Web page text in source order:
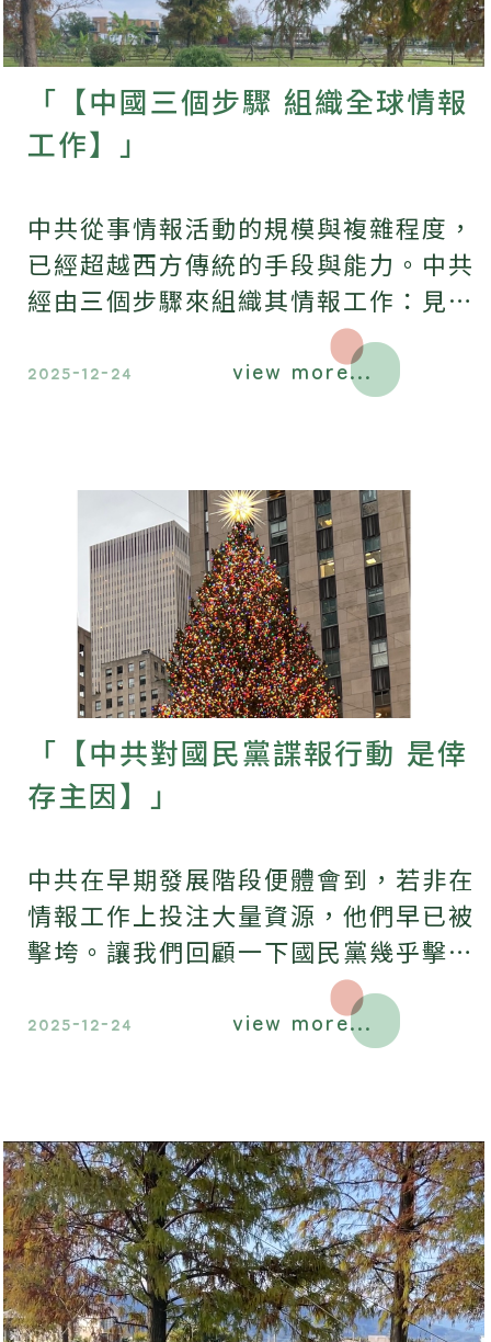
「【中國三個步驟 組織全球情報
工作】」
中共從事情報活動的規模與複雜程度，
已經超越西方傳統的手段與能力。中共
經由三個步驟來組織其情報工作：見全
2025-12-24 view more...
「【中共對國民黨諜報行動 是倖
存主因】」
中共在早期發展階段便體會到，若非在
情報工作上投注大量資源，他們早已被
擊垮。讓我們回顧一下國民黨幾乎擊潰
2025-12-24 view more...